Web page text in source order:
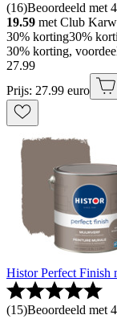
(16)Beoordeeld met
19.59 met Club
30% korting30%
30% korting,
27.99
Prijs: 27.99 euro
Histor Perfect Finish
(15)Beoordeeld met